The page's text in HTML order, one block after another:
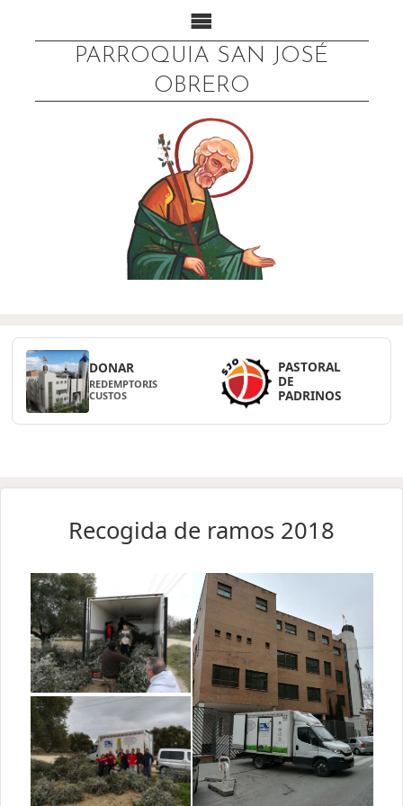
PARROQUIA SAN JOSÉ
OBRERO
DONAR
REDEMPTORIS
CUSTOS
PASTORAL
DE
PADRINOS
Recogida de ramos 2018